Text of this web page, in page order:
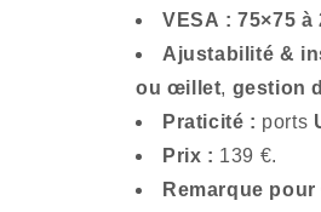
VESA : 75×75 à
Ajustabilité &
ou œillet, gestion
Praticité : ports
Prix : 139 €.
Remarque